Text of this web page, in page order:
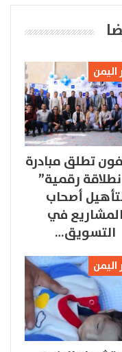
اليمن
تطلق مبادرة
رقمية”
أصحاب
المشاريع في
التسويق…
اليمن